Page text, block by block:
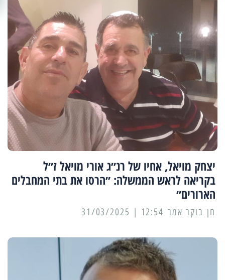
יצחק מויאל, אחיו של רנ״ג אורי מויאל ז״ל
בקריאה לראש הממשלה: ״הרסו את בתי המחבלים
הארורים״
12:54 | 31/03/2025